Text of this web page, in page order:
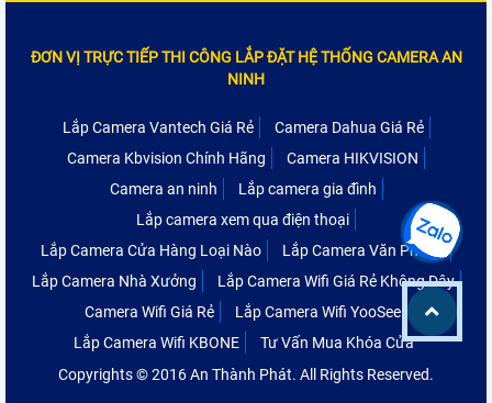
ĐƠN VỊ TRỰC TIẾP THI CÔNG LẮP ĐẶT HỆ THỐNG CAMERA AN
NINH
Lắp Camera Vantech Giá Rẻ
Camera Dahua Giá Rẻ
Camera Kbvision Chính Hãng
Camera HIKVISION
Camera an ninh
Lắp camera gia đình
Lắp camera xem qua điện thoại
Lắp Camera Cửa Hàng Loại Nào
Lắp Camera Văn Phòng
Lắp Camera Nhà Xưởng
Lắp Camera Wifi Giá Rẻ Không Dây
Camera Wifi Giá Rẻ
Lắp Camera Wifi YooSee
Lắp Camera Wifi KBONE
Tư Vấn Mua Khóa Cửa
Copyrights © 2016 An Thành Phát. All Rights Reserved.